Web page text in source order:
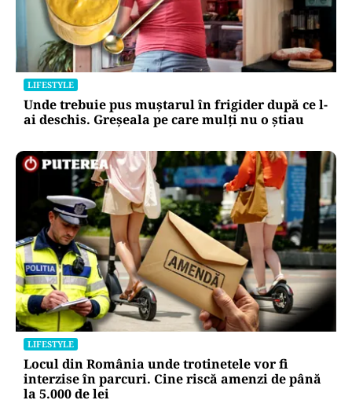
LIFESTYLE
Unde trebuie pus muștarul în frigider după ce l-
ai deschis. Greșeala pe care mulți nu o știau
LIFESTYLE
Locul din România unde trotinetele vor fi
interzise în parcuri. Cine riscă amenzi de până
la 5.000 de lei